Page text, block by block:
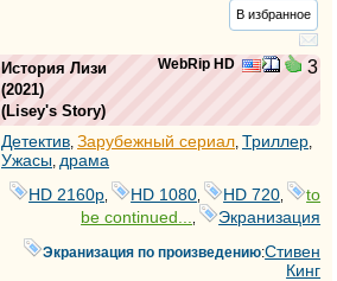
В избранное
WebRip HD 3
История Лизи
(2021)
(Lisey's Story)
Детектив Зарубежный сериал Триллер
Ужасы драма
HD 2160р
HD 1080 HD 720
to
be continued...
Экранизация
Экранизация по произведению:Стивен
Кинг